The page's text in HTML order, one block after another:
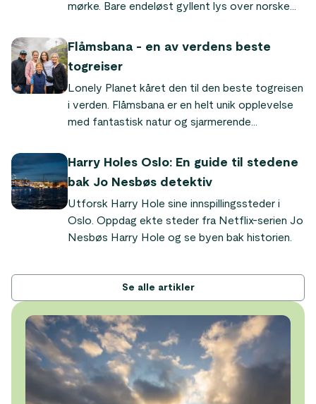
mørke. Bare endeløst gyllent lys over norske
«midnattssolens land» – et naturfenomen der
flere måneder, i nord. Her er alt du trenger å vite
for å oppleve det selv.
Flåmsbana - en av verdens beste
togreiser
Lonely Planet kåret den til den beste togreisen
i verden. Flåmsbana er en helt unik opplevelse
med fantastisk natur og sjarmerende
Audrey Olson, som opplevde togreisen som en
Harry Holes Oslo: En guide til stedene
bak Jo Nesbøs detektiv
Utforsk Harry Hole sine innspillingssteder i
Oslo. Oppdag ekte steder fra Netflix-serien Jo
Nesbøs Harry Hole og se byen bak historien.
Se alle artikler